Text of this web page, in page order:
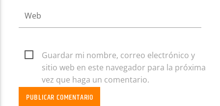
Guardar mi nombre, correo electrónico y
sitio web en este navegador para la próxima
vez que haga un comentario.